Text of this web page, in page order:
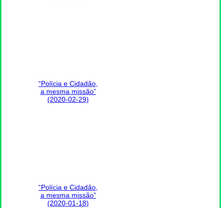
“Polícia e Cidadão,
a mesma missão”
(2020-02-29)
“Polícia e Cidadão,
a mesma missão”
(2020-01-18)